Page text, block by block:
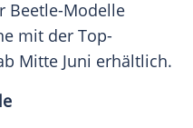
Beetle-Modelle
mit der Top-
Mitte Juni erhältlich.